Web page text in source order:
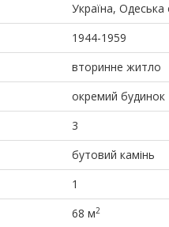
Україна,
1944-1959
вторинне житло
окремий будинок
3
бутовий камінь
1
68 м2